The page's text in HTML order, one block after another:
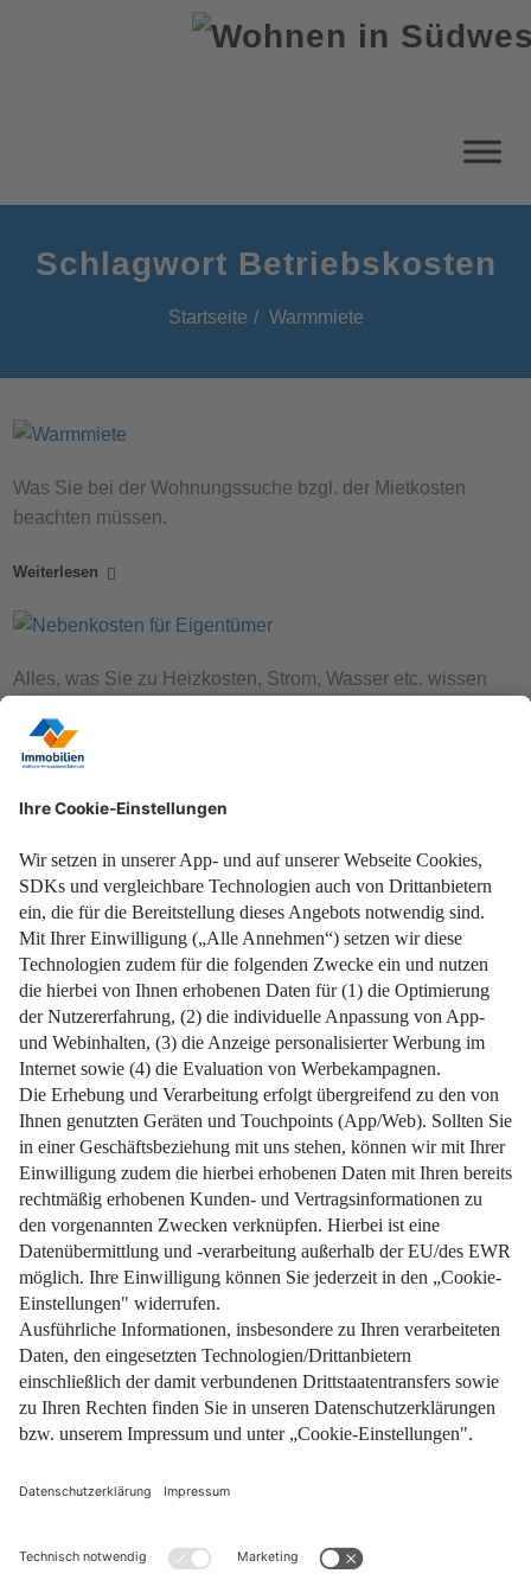
Schlagwort Betriebskosten
Startseite Warmmiete
Was Sie bei der Wohnungssuche bzgl. der Mietkosten
beachten müssen.
Weiterlesen
Alles, was Sie zu Heizkosten, Strom, Wasser etc. wissen
Weiterlesen
Prüfen Sie Ihre Abrechnung, um Ihre Kosten zu
kontrollieren!
Weiterlesen
Impressum Datenschutz Nutzungsbedingungen
Pflichtinformationen AGB Über uns Bildquellen
Barrierefreiheit Widerrufsformular
Cookie-Einstellungen
Facebook
Instagram